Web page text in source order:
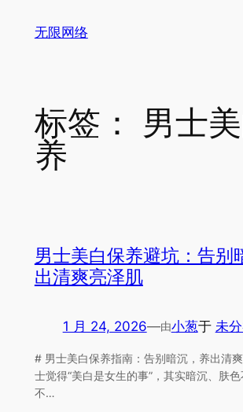
无限网络
标签： 男士
养
男士美白保养避坑：告别
出清爽亮泽肌
1 月 24, 2026—由小葱于 未
# 男士美白保养指南：告别暗沉，养出清
士觉得“美白是女生的事”，其实暗沉、肤
不…